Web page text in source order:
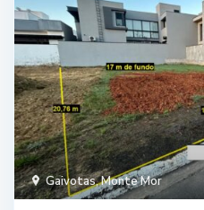
Gaivotas,Monte Mor